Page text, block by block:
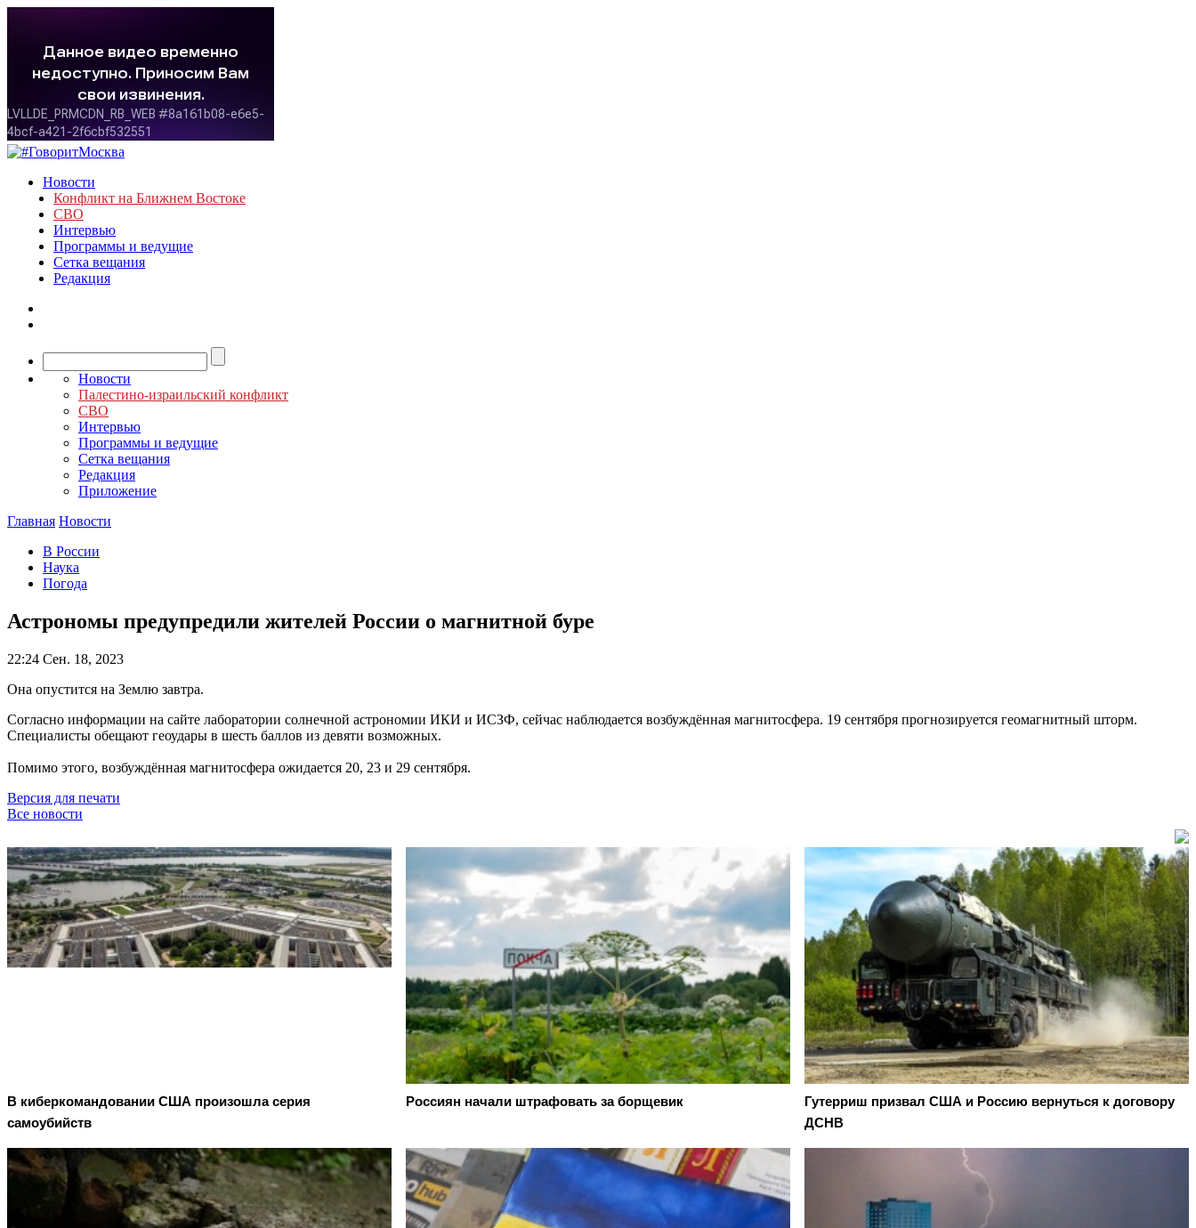
Новости
Конфликт на Ближнем Востоке
СВО
Интервью
Программы и ведущие
Сетка вещания
Редакция
Новости
Палестино-израильский конфликт
СВО
Интервью
Программы и ведущие
Сетка вещания
Редакция
Приложение
Главная Новости
В России
Наука
Погода
Астрономы предупредили жителей России о магнитной буре
22:24 Сен. 18, 2023
Она опустится на Землю завтра.
Согласно информации на сайте лаборатории солнечной астрономии ИКИ и ИСЗФ, сейчас наблюдается возбуждённая магнитосфера. 19 сентября прогнозируется геомагнитный шторм.
Специалисты обещают геоудары в шесть баллов из девяти возможных.
Помимо этого, возбуждённая магнитосфера ожидается 20, 23 и 29 сентября.
Версия для печати
Все новости
В киберкомандовании США произошла серия
самоубийств
Россиян начали штрафовать за борщевик
Гутерриш призвал США и Россию вернуться к договору
ДСНВ